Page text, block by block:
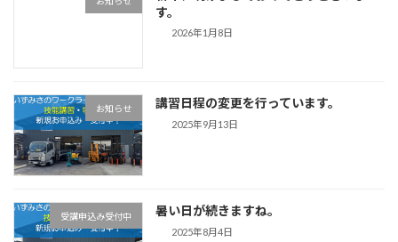
す。
2026年1月8日
お知らせ 講習日程の変更を行っています。
2025年9月13日
受講申込み受付中 暑い日が続きますね。
2025年8月4日